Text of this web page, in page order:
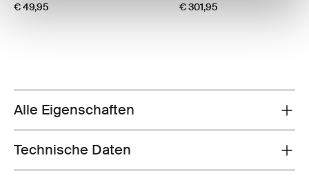
€ 49,95
€ 301,95
Toggle features
Alle Eigenschaften
Toggle techspec
Technische Daten